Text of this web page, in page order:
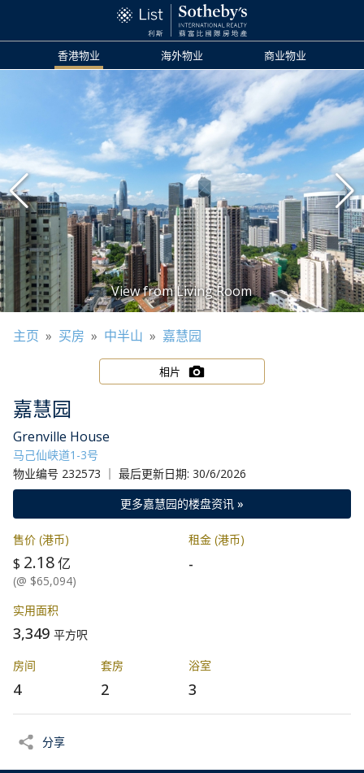
香港物业 海外物业 商业物业
主页 » 买房 » 中半山 » 嘉慧园
相片
嘉慧园
Grenville House
马己仙峡道1-3号
物业编号 232573 ｜ 最后更新日期: 30/6/2026
更多嘉慧园的楼盘资讯 »
售价 (港币)
$ 2.18亿
(@ $65,094)
租金 (港币)
-
实用面积
3,349 平方呎
房间
4
套房
2
浴室
3
分享